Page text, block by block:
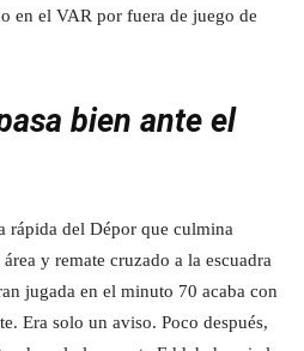
en el VAR por fuera de juego de
bien ante el
rápida del Dépor que culmina
y remate cruzado a la escuadra
jugada en el minuto 70 acaba con
Era solo un aviso. Poco después,